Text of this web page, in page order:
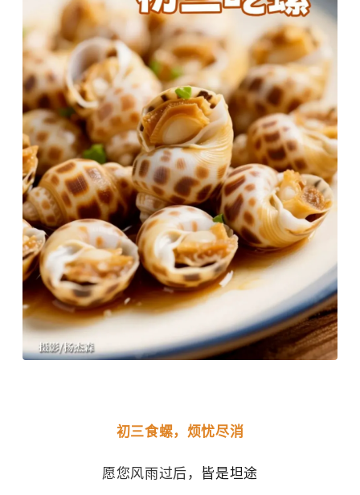
初三食螺，烦忧尽消
愿您风雨过后， 皆是坦途